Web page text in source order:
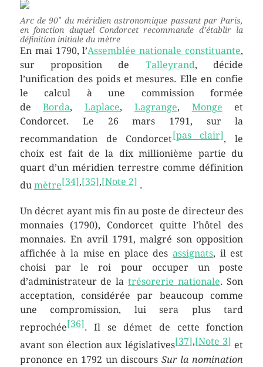
Arc de 90˚ du méridien astronomique passant par Paris,
en fonction duquel Condorcet recommande d’établir la
définition initiale du mètre
En mai 1790, l’Assemblée nationale constituante,
sur proposition de Talleyrand, décide
l’unification des poids et mesures. Elle en confie
le calcul à une commission formée
deBorda,Laplace, Lagrange, Monge et
Condorcet. Le 26 mars 1791, sur la
recommandation de Condorcet[pas clair], le
choix est fait de la dix millionième partie du
quart d’un méridien terrestre comme définition
du mètre[34],[35],[Note 2].
Un décret ayant mis fin au poste de directeur des
monnaies (1790), Condorcet quitte l’hôtel des
monnaies. En avril 1791, malgré son opposition
affichée à la mise en place desassignats, il est
choisi par le roi pour occuper un poste
d’administrateur de la trésorerie nationale. Son
acceptation, considérée par beaucoup comme
une compromission, lui sera plus tard
reprochée[36]. Il se démet de cette fonction
avant son élection aux législatives[37] , [Note 3] et
prononce en 1792 un discoursSur la nomination